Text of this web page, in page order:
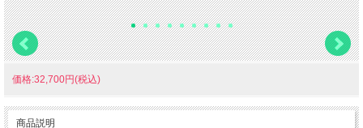
価格:32,700円(税込)
商品説明